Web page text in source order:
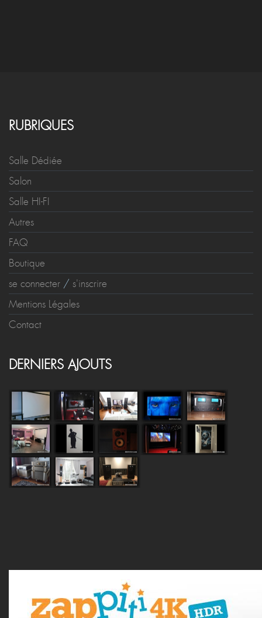
RUBRIQUES
Salle Dédiée
Salon
Salle HI-FI
Autres
FAQ
Boutique
se connecter / s'inscrire
Mentions Légales
Contact
DERNIERS AJOUTS